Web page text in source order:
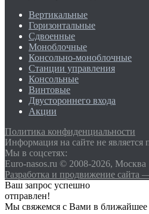
Вертикальные
Горизонтальные
Сдвоенные
Моноблочные
Консольно-моноблочные
Станции управления
Консольные
Винтовые
Двустороннего входа
Акции
Политика конфиденциальности
Информация на сайте не является
Мы в соцсетях:
Euro-nasos.ru © 2008-2026, Москва
Разработка и продвижение сайта
Ваш запрос успешно
отправлен!
Мы свяжемся с Вами в ближайшее